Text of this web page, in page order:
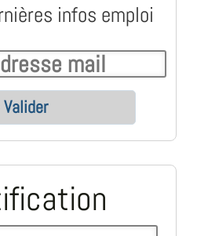
infos emploi
Valider